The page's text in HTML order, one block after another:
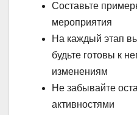
Составьте
мероприятия
На каждый этап
будьте готовы к
изменениям
Не забывайте
активностями